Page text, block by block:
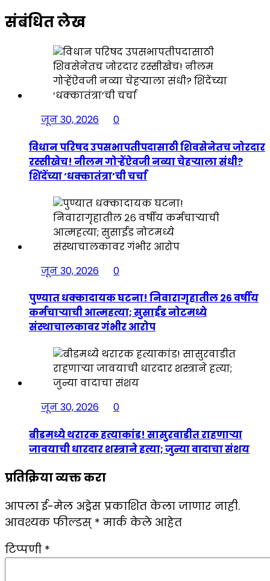
संबंधित लेख
जून 30, 2026
0
विधान परिषद उपसभापतीपदासाठी शिवसेनेतच जोरदार
रस्सीखेच! नीलम गोऱ्हेंऐवजी नव्या चेहऱ्याला संधी?
शिंदेंच्या ‘धक्कातंत्रा’ची चर्चा
जून 30, 2026
0
पुण्यात धक्कादायक घटना! निवारागृहातील २६ वर्षीय
कर्मचाऱ्याची आत्महत्या; सुसाईड नोटमध्ये
संस्थाचालकावर गंभीर आरोप
जून 30, 2026
0
बीडमध्ये थरारक हत्याकांड! सासुरवाडीत राहणाऱ्या
जावयाची धारदार शस्त्राने हत्या; जुन्या वादाचा संशय
प्रतिक्रिया व्यक्त करा
आपला ई-मेल अड्रेस प्रकाशित केला जाणार नाही.
आवश्यक फील्डस् * मार्क केले आहेत
टिप्पणी *